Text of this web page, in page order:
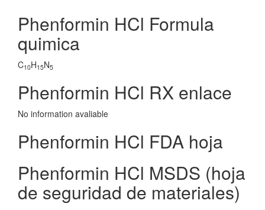
Phenformin HCl Formula
quimica
C10H15N5
Phenformin HCl RX enlace
No information avaliable
Phenformin HCl FDA hoja
Phenformin HCl MSDS (hoja
de seguridad de materiales)